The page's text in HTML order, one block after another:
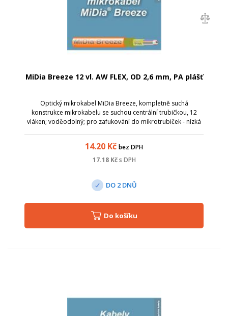
MiDia Breeze 12 vl. AW FLEX, OD 2,6 mm, PA plášť
Optický mikrokabel MiDia Breeze, kompletně suchá
konstrukce mikrokabelu se suchou centrální trubičkou, 12
vláken; voděodolný; pro zafukování do mikrotrubiček - nízká
14.20 Kč bez DPH
17.18Kč s DPH
DO 2 DNŮ
Do košíku